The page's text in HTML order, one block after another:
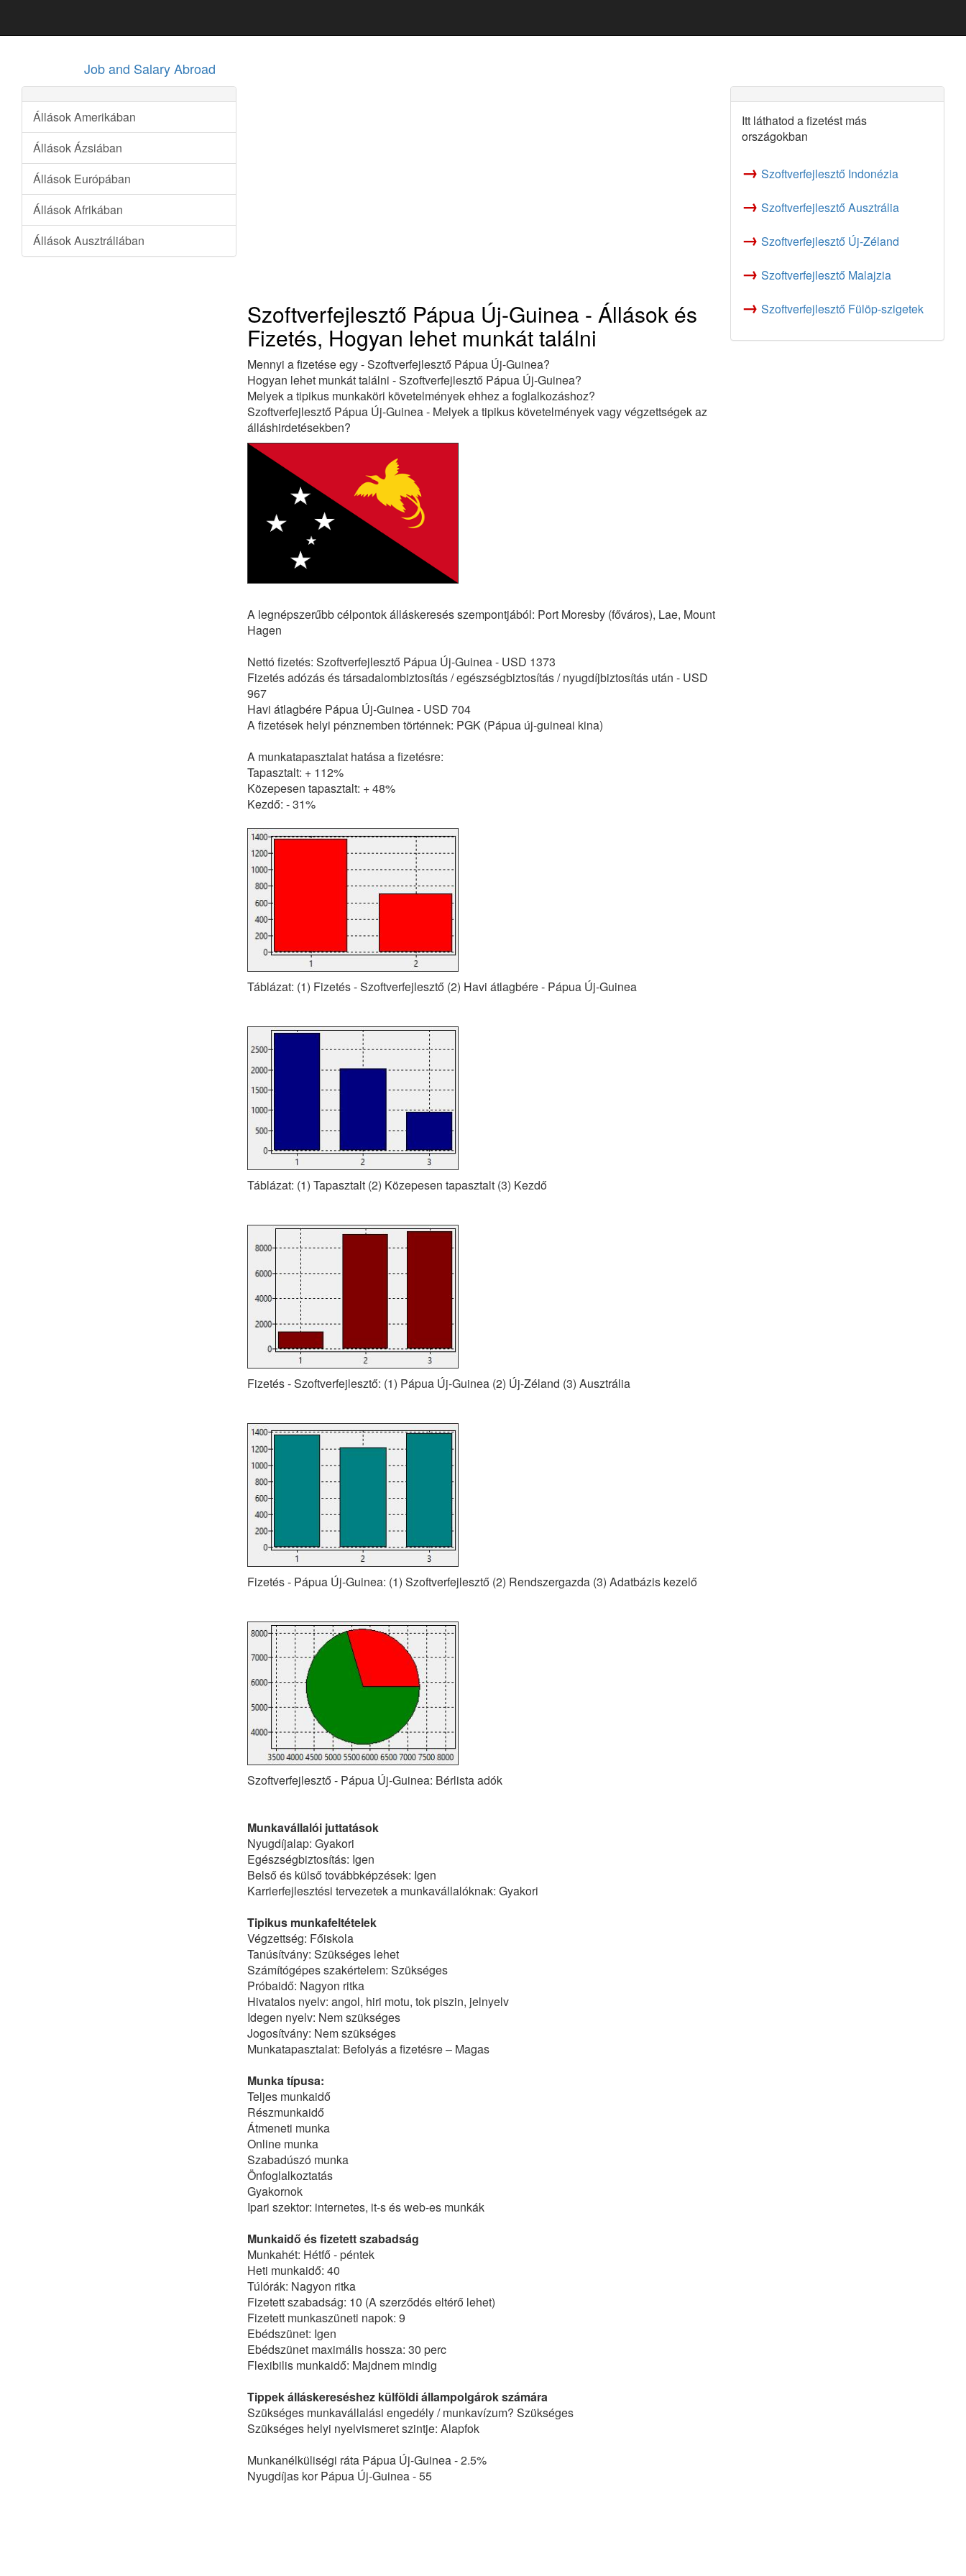
Job and Salary Abroad
Állások Amerikában
Állások Ázsiában
Állások Európában
Állások Afrikában
Állások Ausztráliában
Szoftverfejlesztő Pápua Új-Guinea - Állások és
Fizetés, Hogyan lehet munkát találni
Mennyi a fizetése egy - Szoftverfejlesztő Pápua Új-Guinea?
Hogyan lehet munkát találni - Szoftverfejlesztő Pápua Új-Guinea?
Melyek a tipikus munkaköri követelmények ehhez a foglalkozáshoz?
Szoftverfejlesztő Pápua Új-Guinea - Melyek a tipikus követelmények vagy végzettségek az
álláshirdetésekben?
A legnépszerűbb célpontok álláskeresés szempontjából: Port Moresby (főváros), Lae, Mount
Hagen
Nettó fizetés: Szoftverfejlesztő Pápua Új-Guinea - USD 1373
Fizetés adózás és társadalombiztosítás / egészségbiztosítás / nyugdíjbiztosítás után - USD
967
Havi átlagbére Pápua Új-Guinea - USD 704
A fizetések helyi pénznemben történnek: PGK (Pápua új-guineai kina)
A munkatapasztalat hatása a fizetésre:
Tapasztalt: + 112%
Közepesen tapasztalt: + 48%
Kezdő: - 31%
Táblázat: (1) Fizetés - Szoftverfejlesztő (2) Havi átlagbére - Pápua Új-Guinea
Táblázat: (1) Tapasztalt (2) Közepesen tapasztalt (3) Kezdő
Fizetés - Szoftverfejlesztő: (1) Pápua Új-Guinea (2) Új-Zéland (3) Ausztrália
Fizetés - Pápua Új-Guinea: (1) Szoftverfejlesztő (2) Rendszergazda (3) Adatbázis kezelő
Szoftverfejlesztő - Pápua Új-Guinea: Bérlista adók
Munkavállalói juttatások
Nyugdíjalap: Gyakori
Egészségbiztosítás: Igen
Belső és külső továbbképzések: Igen
Karrierfejlesztési tervezetek a munkavállalóknak: Gyakori
Tipikus munkafeltételek
Végzettség: Főiskola
Tanúsítvány: Szükséges lehet
Számítógépes szakértelem: Szükséges
Próbaidő: Nagyon ritka
Hivatalos nyelv: angol, hiri motu, tok piszin, jelnyelv
Idegen nyelv: Nem szükséges
Jogosítvány: Nem szükséges
Munkatapasztalat: Befolyás a fizetésre – Magas
Munka típusa:
Teljes munkaidő
Részmunkaidő
Átmeneti munka
Online munka
Szabadúszó munka
Önfoglalkoztatás
Gyakornok
Ipari szektor: internetes, it-s és web-es munkák
Munkaidő és fizetett szabadság
Munkahét: Hétfő - péntek
Heti munkaidő: 40
Túlórák: Nagyon ritka
Fizetett szabadság: 10 (A szerződés eltérő lehet)
Fizetett munkaszüneti napok: 9
Ebédszünet: Igen
Ebédszünet maximális hossza: 30 perc
Flexibilis munkaidő: Majdnem mindig
Tippek álláskereséshez külföldi állampolgárok számára
Szükséges munkavállalási engedély / munkavízum? Szükséges
Szükséges helyi nyelvismeret szintje: Alapfok
Munkanélküliségi ráta Pápua Új-Guinea - 2.5%
Nyugdíjas kor Pápua Új-Guinea - 55
Itt láthatod a fizetést más
országokban
→ Szoftverfejlesztő Indonézia
→ Szoftverfejlesztő Ausztrália
→ Szoftverfejlesztő Új-Zéland
→ Szoftverfejlesztő Malajzia
→ Szoftverfejlesztő Fülöp-szigetek